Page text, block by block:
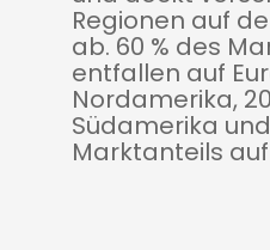
Regionen auf
ab. 60 % des
entfallen auf
Nordamerika,
Südamerika
Marktanteils auf